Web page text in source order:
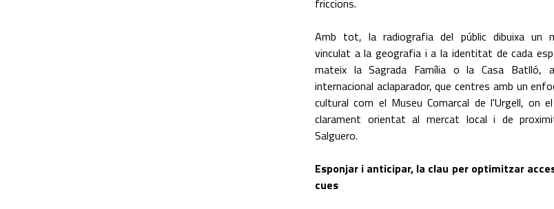
friccions.
Amb tot, la radiografia del públic dibuixa un
vinculat a la geografia i a la identitat de cada
mateix la Sagrada Família o la Casa Batlló,
internacional aclaparador, que centres amb un
cultural com el Museu Comarcal de l'Urgell, on
clarament orientat al mercat local i de
Salguero.
Esponjar i anticipar, la clau per optimitzar
cues